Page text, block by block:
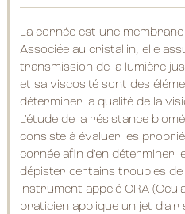
La cornée est une
Associée au cristallin, elle
transmission de la lumière
et sa viscosité sont des
déterminer la qualité de la
L’étude de la résistance
consiste à évaluer les
cornée afin d’en déterminer
dépister certains troubles de
instrument appelé ORA
praticien applique un jet